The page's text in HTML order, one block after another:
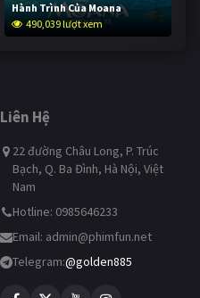
Hành Trình Của Moana
490,039 lượt xem
Liên Hệ
22 đường Châu Long, P. Trúc
Bạch, Q. Ba Đình, Hà Nội, Việt
Nam
Hotline: 0985646233
Email: admin@phimfun.net
Telegram:@golden885